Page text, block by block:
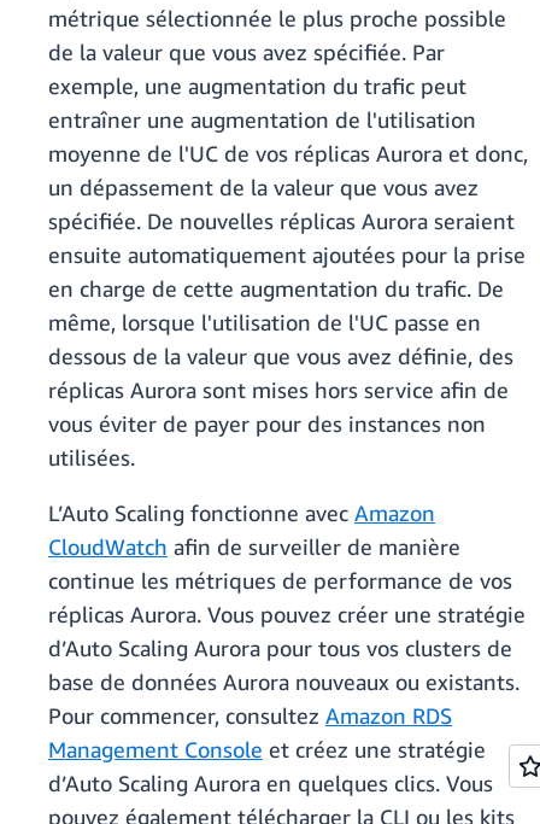
métrique sélectionnée le plus proche possible
de la valeur que vous avez spécifiée. Par
exemple, une augmentation du trafic peut
entraîner une augmentation de l'utilisation
moyenne de l'UC de vos réplicas Aurora et donc,
un dépassement de la valeur que vous avez
spécifiée. De nouvelles réplicas Aurora seraient
ensuite automatiquement ajoutées pour la prise
en charge de cette augmentation du trafic. De
même, lorsque l'utilisation de l'UC passe en
dessous de la valeur que vous avez définie, des
réplicas Aurora sont mises hors service afin de
vous éviter de payer pour des instances non
utilisées.
L’Auto Scaling fonctionne avec Amazon
CloudWatch afin de surveiller de manière
continue les métriques de performance de vos
réplicas Aurora. Vous pouvez créer une stratégie
d’Auto Scaling Aurora pour tous vos clusters de
base de données Aurora nouveaux ou existants.
Pour commencer, consultez Amazon RDS
Management Console et créez une stratégie
d’Auto Scaling Aurora en quelques clics. Vous
pouvez également télécharger la CLI ou les kits